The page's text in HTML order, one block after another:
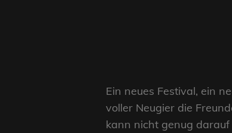
Ein neues Festival, ein
voller Neugier die
kann nicht genug